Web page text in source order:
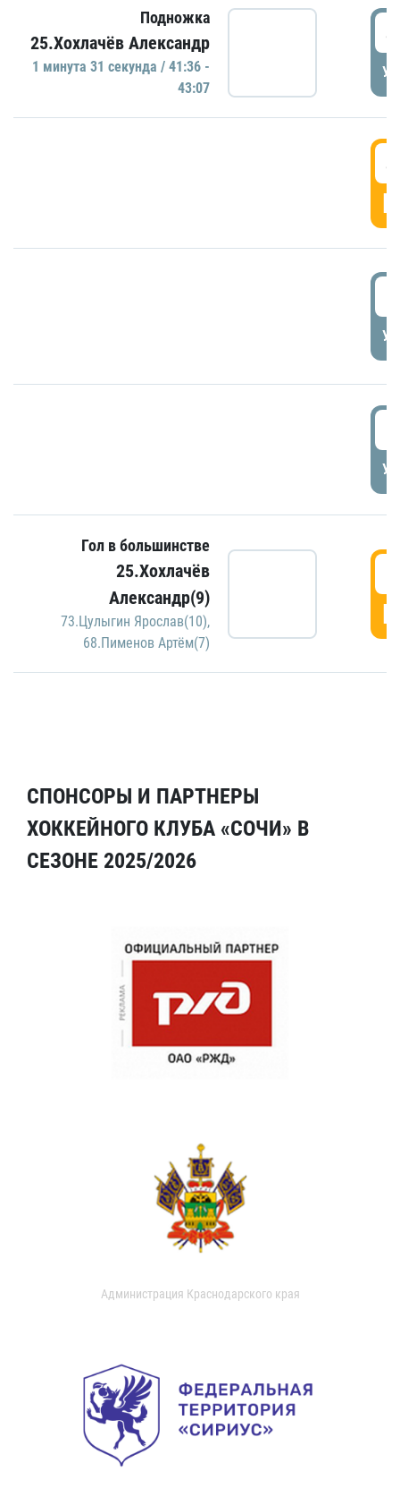
Подножка
25.Хохлачёв Александр
1 минутa 31 секундa / 41:36 -
43:07
Гол в большинстве
25.Хохлачёв
Александр(9)
73.Цулыгин Ярослав(10),
68.Пименов Артём(7)
СПОНСОРЫ И ПАРТНЕРЫ
ХОККЕЙНОГО КЛУБА «СОЧИ» В
СЕЗОНЕ 2025/2026
Администрация Краснодарского края